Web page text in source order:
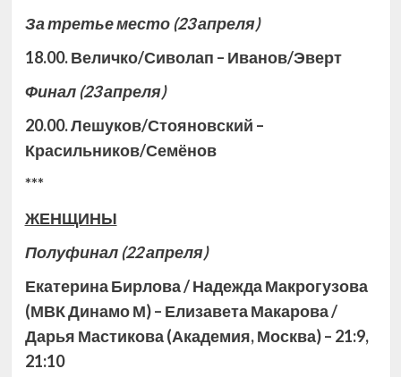
За третье место(23 апреля)
18.00. Величко/Сиволап – Иванов/Эверт
Финал(23 апреля)
20.00. Лешуков/Стояновский –
Красильников/Семёнов
***
ЖЕНЩИНЫ
Полуфинал(22 апреля)
Екатерина Бирлова / Надежда Макрогузова
(МВК Динамо М) – Елизавета Макарова /
Дарья Мастикова (Академия, Москва) – 21:9,
21:10